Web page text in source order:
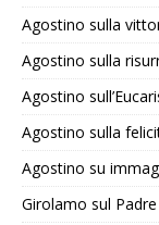
Agostino sulla
Agostino sulla
Agostino
Agostino sulla
Agostino su
Girolamo sul